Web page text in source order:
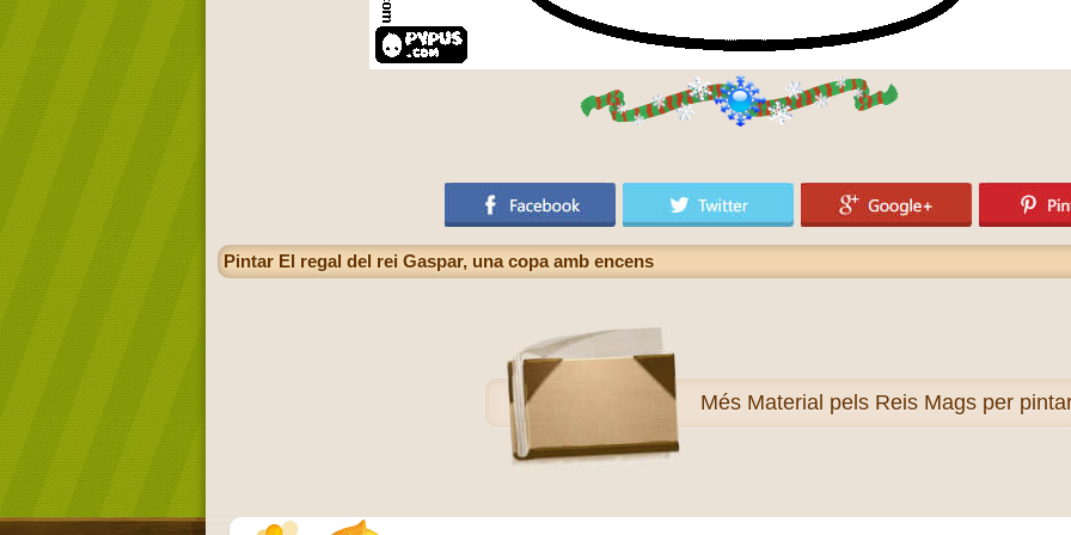
Pintar El regal del rei Gaspar, una copa amb encens
Més Material pels Reis Mags per